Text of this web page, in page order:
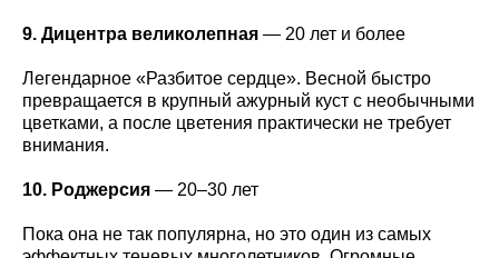
9. Дицентра великолепная — 20 лет и более
Легендарное «Разбитое сердце». Весной быстро
превращается в крупный ажурный куст с необычными
цветками, а после цветения практически не требует
внимания.
10. Роджерсия — 20–30 лет
Пока она не так популярна, но это один из самых